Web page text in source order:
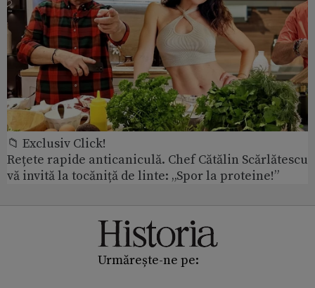
📁 Exclusiv Click!
Rețete rapide anticaniculă. Chef Cătălin Scărlătescu
vă invită la tocăniță de linte: „Spor la proteine!”
Urmărește-ne pe: